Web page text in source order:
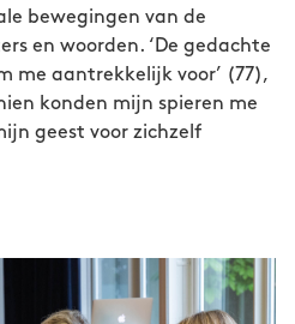
bewegingen van de
en woorden. ‘De gedachte
me aantrekkelijk voor’ (77),
konden mijn spieren me
geest voor zichzelf